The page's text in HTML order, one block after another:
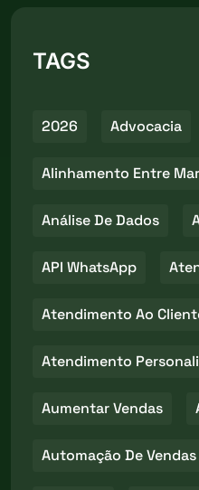
TAGS
2026 Advocacia
Alinhamento Entre
Análise De Dados
API WhatsApp
Atendimento Ao
Atendimento
Aumentar Vendas
Automação De Vendas